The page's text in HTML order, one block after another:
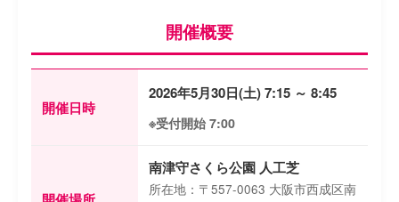
開催概要
開催日時
2026年5月30日(土) 7:15 ～ 8:45
※受付開始 7:00
南津守さくら公園 人工芝
所在地：〒557-0063 大阪市西成区南